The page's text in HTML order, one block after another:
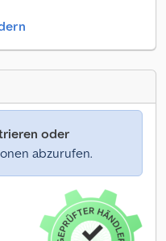
oder
abzurufen.